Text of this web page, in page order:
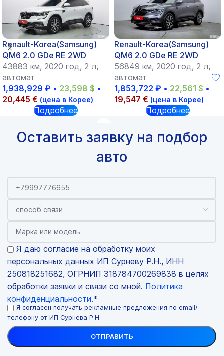
Renault-Korea(Samsung)
QM6 2.0 GDe RE 2WD
43883 км, 2020 год, 2 л,
автомат
1,938,929 ₽ • 23,598 $ •
20,445 € (цена в Корее)
Подробнее
Renault-Korea(Samsung)
QM6 2.0 GDe RE 2WD
56849 км, 2020 год, 2 л,
автомат
1,853,722 ₽ • 22,561 $ •
19,547 € (цена в Корее)
Подробнее
Оставить заявку на подбор
авто
Я даю согласие на обработку моих
персональных данных ИП Сурневу Р.Н., ИНН
250818251682, ОГРНИП 318784700269838 в целях
обработки заявки и связи со мной. Политика
конфиденциальности.*
Я согласен получать рекламные предложения по email/
телефону от ИП Сурнева Р.Н.